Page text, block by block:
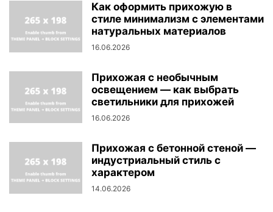
Как оформить прихожую в
стиле минимализм с элементами
натуральных материалов
16.06.2026
Прихожая с необычным
освещением — как выбрать
светильники для прихожей
16.06.2026
Прихожая с бетонной стеной —
индустриальный стиль с
характером
14.06.2026